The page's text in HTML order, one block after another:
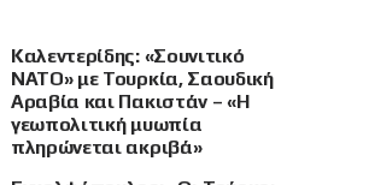
Καλεντερίδης: «Σουνιτικό
ΝΑΤΟ» με Τουρκία, Σαουδική
Αραβία και Πακιστάν – «Η
γεωπολιτική μυωπία
πληρώνεται ακριβά»